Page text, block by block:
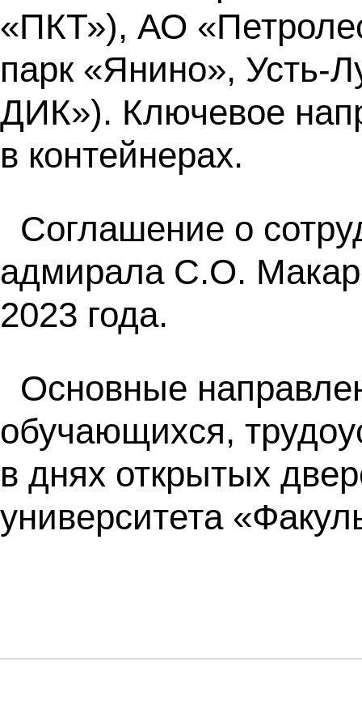
«ПКТ»), АО
парк «Янино»,
ДИК»). Ключевое
в контейнерах.
Соглашение о
адмирала С.О.
2023 года.
Основные
обучающихся,
в днях открытых
университета